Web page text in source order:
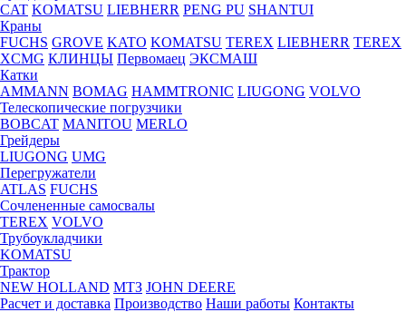
CAT KOMATSU LIEBHERR PENG PU SHANTUI
Краны
FUCHS GROVE KATO KOMATSU TEREX LIEBHERR TEREX
XCMG КЛИНЦЫ Первомаец ЭКСМАШ
Катки
AMMANN BOMAG HAMMTRONIC LIUGONG VOLVO
Телескопические погрузчики
BOBCAT MANITOU MERLO
Грейдеры
LIUGONG UMG
Перегружатели
ATLAS FUCHS
Сочлененные самосвалы
TEREX VOLVO
Трубоукладчики
KOMATSU
Трактор
NEW HOLLAND МТЗ JOHN DEERE
Расчет и доставка Производство Наши работы Контакты